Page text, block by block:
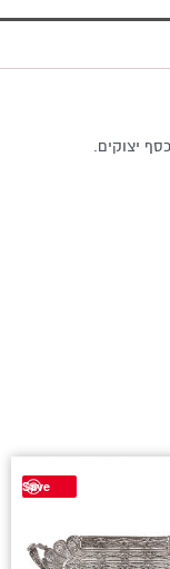
יצוקים.
Save